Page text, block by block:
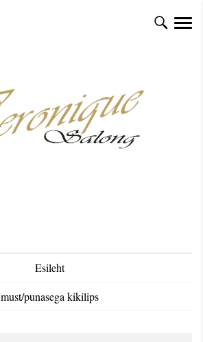
Esileht
must/punasega kikilips